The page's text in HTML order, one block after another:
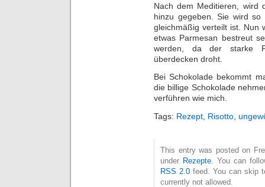
Nach dem Meditieren, wird
hinzu gegeben. Sie wird
gleichmäßig verteilt ist. Nun
etwas Parmesan bestreut
werden, da der starke
überdecken droht.
Bei Schokolade bekommt
die billige Schokolade
verführen wie mich.
Tags: Rezept Risotto
This entry was posted on
under Rezepte . You can
RSS 2.0feed. You can skip
currently not allowed.